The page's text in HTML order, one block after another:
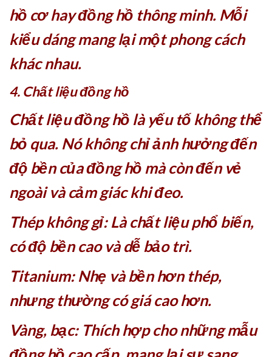
hồ cơ hay đồng hồ thông minh. Mỗi
kiểu dáng mang lại một phong cách
khác nhau.
4. Chất liệu đồng hồ
Chất liệu đồng hồ là yếu tố không thể
bỏ qua. Nó không chỉ ảnh hưởng đến
độ bền của đồng hồ mà còn đến vẻ
ngoài và cảm giác khi đeo.
Thép không gỉ: Là chất liệu phổ biến,
có độ bền cao và dễ bảo trì.
Titanium: Nhẹ và bền hơn thép,
nhưng thường có giá cao hơn.
Vàng, bạc: Thích hợp cho những mẫu